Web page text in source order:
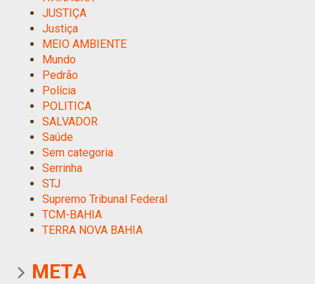
JUSTIÇA
Justiça
MEIO AMBIENTE
Mundo
Pedrão
Polícia
POLITICA
SALVADOR
Saúde
Sem categoria
Serrinha
STJ
Supremo Tribunal Federal
TCM-BAHIA
TERRA NOVA BAHIA
META